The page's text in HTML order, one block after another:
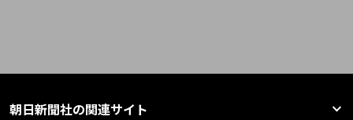
朝日新聞社の関連サイト